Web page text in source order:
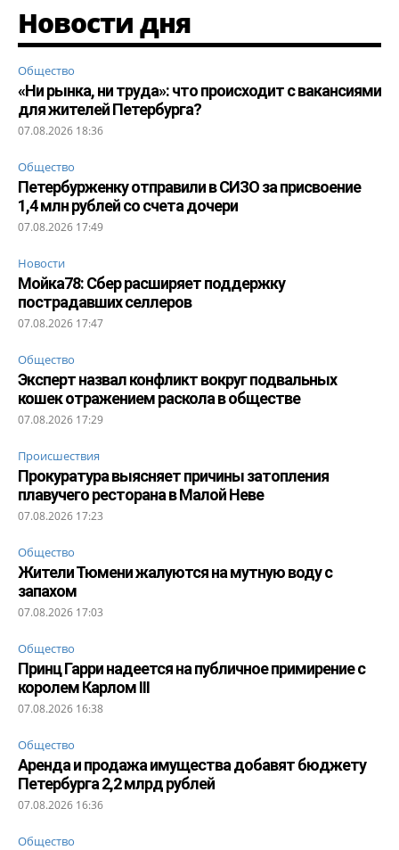
Новости дня
Общество
«Ни рынка, ни труда»: что происходит с вакансиями
для жителей Петербурга?
07.08.2026 18:36
Общество
Петербурженку отправили в СИЗО за присвоение
1,4 млн рублей со счета дочери
07.08.2026 17:49
Новости
Мойка78: Сбер расширяет поддержку
пострадавших селлеров
07.08.2026 17:47
Общество
Эксперт назвал конфликт вокруг подвальных
кошек отражением раскола в обществе
07.08.2026 17:29
Происшествия
Прокуратура выясняет причины затопления
плавучего ресторана в Малой Неве
07.08.2026 17:23
Общество
Жители Тюмени жалуются на мутную воду с
запахом
07.08.2026 17:03
Общество
Принц Гарри надеется на публичное примирение с
королем Карлом III
07.08.2026 16:38
Общество
Аренда и продажа имущества добавят бюджету
Петербурга 2,2 млрд рублей
07.08.2026 16:36
Общество